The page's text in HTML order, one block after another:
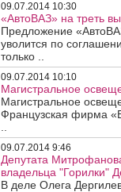
09.07.2014 10:30
«АвтоВАЗ» на треть
Предложение
уволится по
только ..
09.07.2014 10:10
Магистральное
Магистральное
Французская фирма
09.07.2014 9:46
Депутата
владельца "Горилки"
В деле Олега